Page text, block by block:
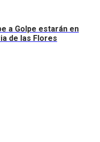
a Golpe estarán en
de las Flores